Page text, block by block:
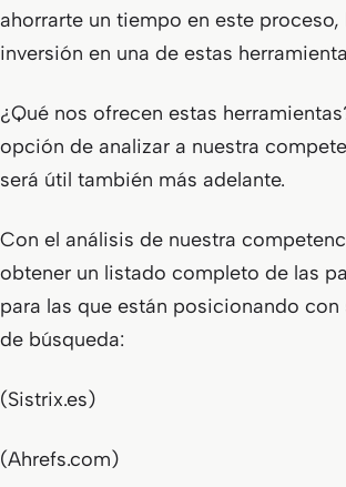
ahorrarte un tiempo en este proceso,
inversión en una de estas
¿Qué nos ofrecen estas
opción de analizar a nuestra
será útil también más adelante.
Con el análisis de nuestra
obtener un listado completo de las
para las que están posicionando con
de búsqueda:
(Sistrix.es)
(Ahrefs.com)